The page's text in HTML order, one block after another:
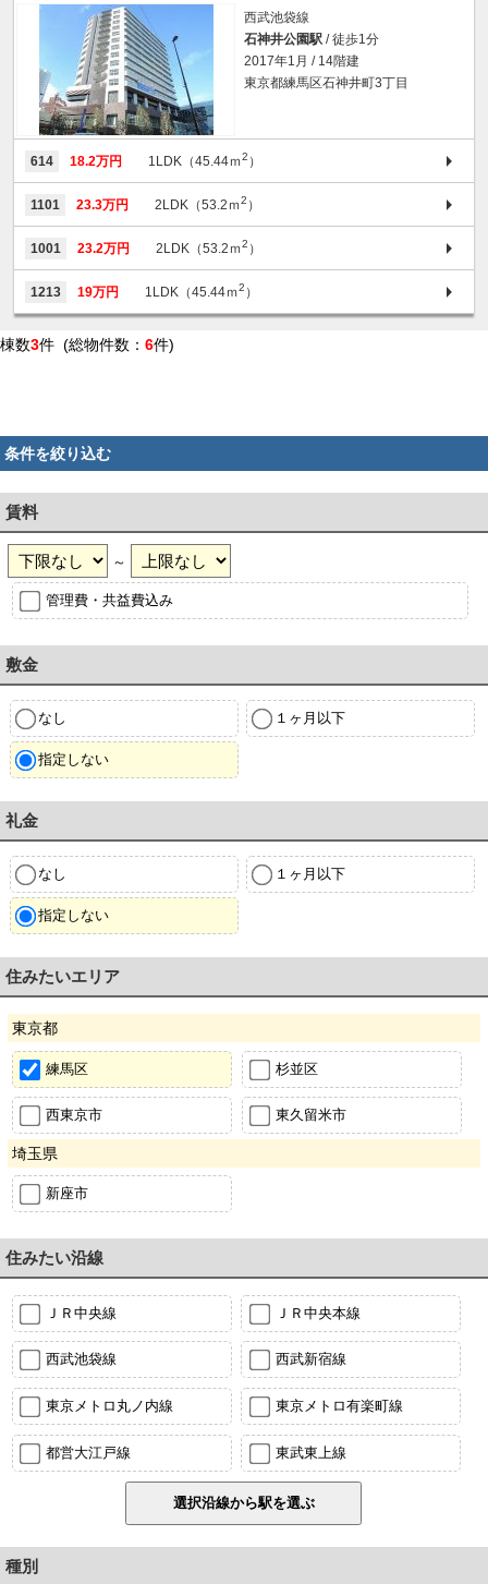
西武池袋線
石神井公園駅 / 徒歩1分
2017年1月 / 14階建
東京都練馬区石神井町3丁目
614 18.2万円 1LDK（45.44ｍ2 ）
1101 23.3万円 2LDK（53.2ｍ2 ）
1001 23.2万円 2LDK（53.2ｍ2 ）
1213 19万円 1LDK（45.44ｍ2 ）
棟数3件 (総物件数： 6件)
条件を絞り込む
賃料
～
管理費・共益費込み
敷金
なし １ヶ月以下
指定しない
礼金
なし １ヶ月以下
指定しない
住みたいエリア
東京都
練馬区 杉並区
西東京市 東久留米市
埼玉県
新座市
住みたい沿線
ＪＲ中央線 ＪＲ中央本線
西武池袋線 西武新宿線
東京メトロ丸ノ内線 東京メトロ有楽町線
都営大江戸線 東武東上線
種別